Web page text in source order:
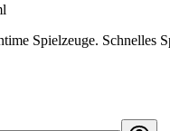
Spielzeuge. Schnelles